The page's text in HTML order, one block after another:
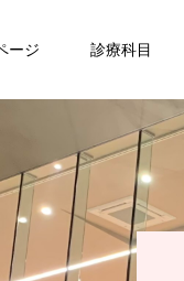
ージ 診療科目